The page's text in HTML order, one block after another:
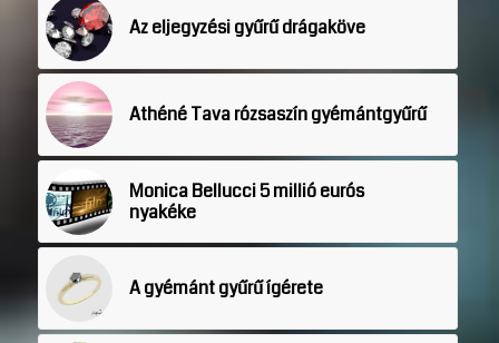
Az eljegyzési gyűrű drágaköve
Athéné Tava rózsaszín gyémántgyűrű
Monica Bellucci 5 millió eurós
nyakéke
A gyémánt gyűrű ígérete